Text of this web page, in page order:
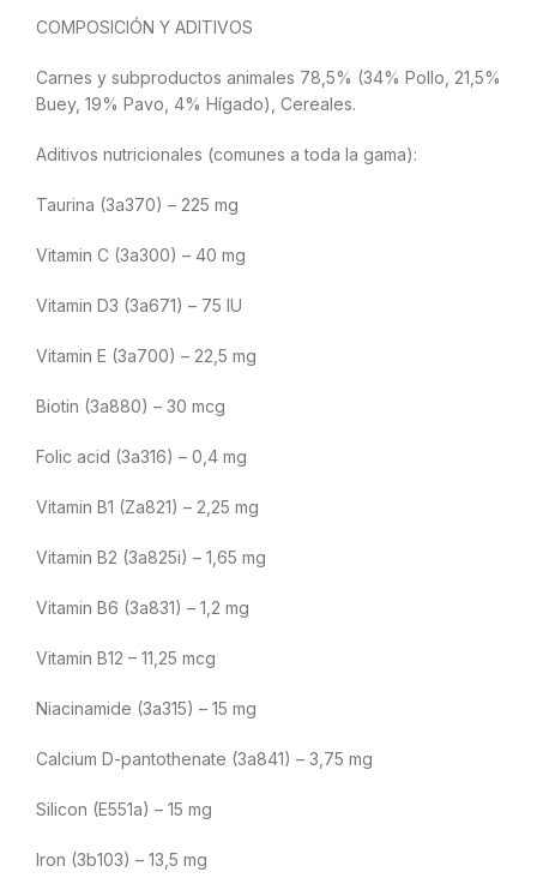
COMPOSICIÓN Y ADITIVOS
Carnes y subproductos animales 78,5% (34% Pollo, 21,5%
Buey, 19% Pavo, 4% Hígado), Cereales.
Aditivos nutricionales (comunes a toda la gama):
Taurina (3a370) – 225 mg
Vitamin C (3a300) – 40 mg
Vitamin D3 (3a671) – 75 IU
Vitamin E (3a700) – 22,5 mg
Biotin (3a880) – 30 mcg
Folic acid (3a316) – 0,4 mg
Vitamin B1 (Za821) – 2,25 mg
Vitamin B2 (3a825i) – 1,65 mg
Vitamin B6 (3a831) – 1,2 mg
Vitamin B12 – 11,25 mcg
Niacinamide (3a315) – 15 mg
Calcium D-pantothenate (3a841) – 3,75 mg
Silicon (E551a) – 15 mg
Iron (3b103) – 13,5 mg